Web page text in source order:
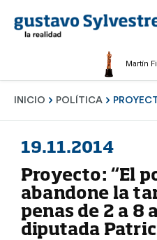
Martín Fierro
INICIO POLÍTICA
19.11.2014
Proyecto: “El
abandone la
penas de 2 a 8
diputada